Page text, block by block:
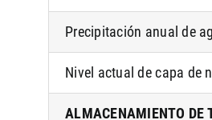
Precipitación anual de
Nivel actual de capa de
ALMACENAMIENTO DE